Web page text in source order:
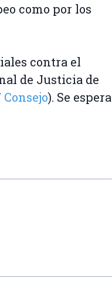
como por los
contra el
de Justicia de
). Se espera